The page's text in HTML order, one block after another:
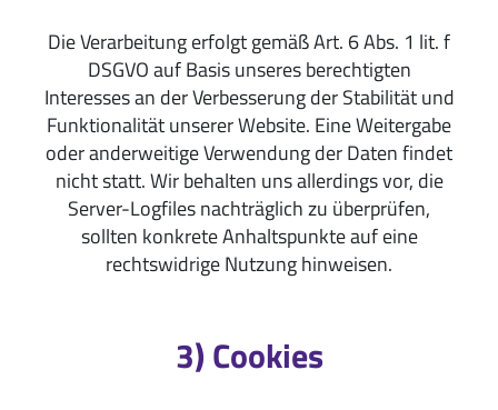
Die Verarbeitung erfolgt gemäß Art. 6 Abs. 1 lit. f
DSGVO auf Basis unseres berechtigten
Interesses an der Verbesserung der Stabilität und
Funktionalität unserer Website. Eine Weitergabe
oder anderweitige Verwendung der Daten findet
nicht statt. Wir behalten uns allerdings vor, die
Server-Logfiles nachträglich zu überprüfen,
sollten konkrete Anhaltspunkte auf eine
rechtswidrige Nutzung hinweisen.
3) Cookies